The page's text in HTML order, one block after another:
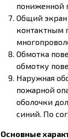
пониженной
Общий экран
контактным
Обмотка
обмотку
Наружная
пожарной
оболочки
синий. По
Основные